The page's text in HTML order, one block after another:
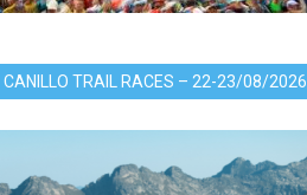
CANILLO TRAIL RACES – 22-23/08/2026